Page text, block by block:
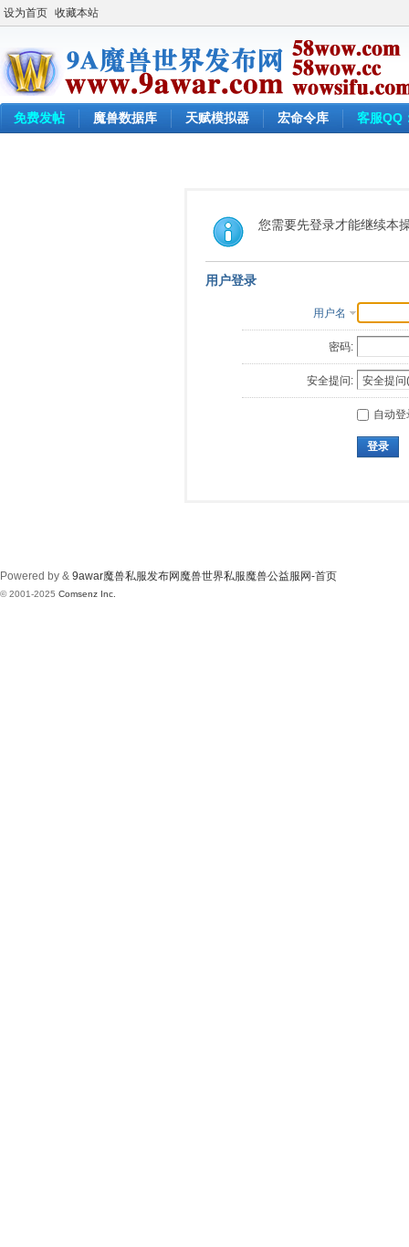
设为首页 收藏本站
免费发帖 魔兽数据库 天赋模拟器 宏命令库 客服QQ
您需要先登录才能继续本
用户登录
用户名
密码:
安全提问:
自动登
登录
Powered by & 9awar魔兽私服发布网魔兽世界私服魔兽公益服网-首页
© 2001-2025 Comsenz Inc.